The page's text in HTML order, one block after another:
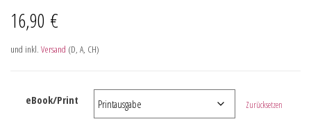
16,90 €
und inkl. Versand (D, A, CH)
eBook/Print Zurücksetzen